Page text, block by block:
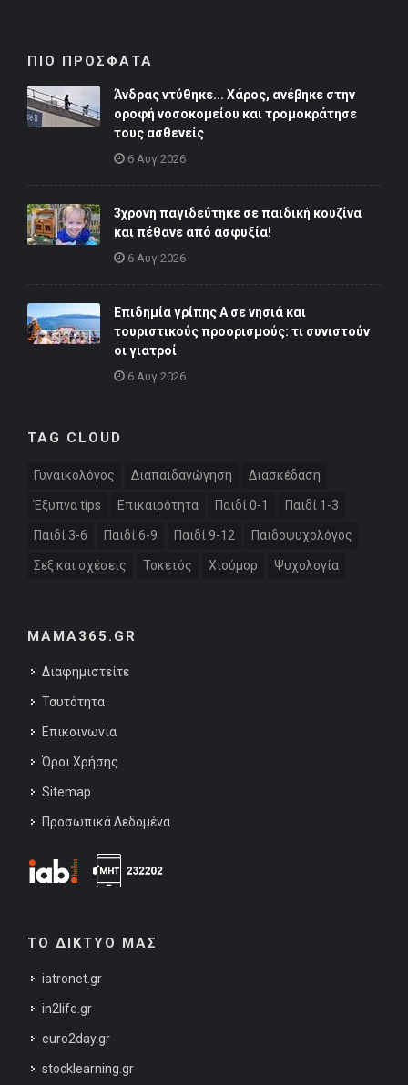
ΠΙΟ ΠΡΟΣΦΑΤΑ
Άνδρας ντύθηκε... Χάρος, ανέβηκε στην
οροφή νοσοκομείου και τρομοκράτησε
τους ασθενείς
6 Αυγ 2026
3χρονη παγιδεύτηκε σε παιδική κουζίνα
και πέθανε από ασφυξία!
6 Αυγ 2026
Επιδημία γρίπης Α σε νησιά και
τουριστικούς προορισμούς: τι συνιστούν
οι γιατροί
6 Αυγ 2026
TAG CLOUD
Γυναικολόγος Διαπαιδαγώγηση Διασκέδαση
Έξυπνα tips Επικαιρότητα Παιδί 0-1 Παιδί 1-3
Παιδί 3-6 Παιδί 6-9 Παιδί 9-12 Παιδοψυχολόγος
Σεξ και σχέσεις Τοκετός Χιούμορ Ψυχολογία
MAMA365.GR
Διαφημιστείτε
Ταυτότητα
Επικοινωνία
Όροι Χρήσης
Sitemap
Προσωπικά Δεδομένα
ΤΟ ΔΙΚΤΥΟ ΜΑΣ
iatronet.gr
in2life.gr
euro2day.gr
stocklearning.gr